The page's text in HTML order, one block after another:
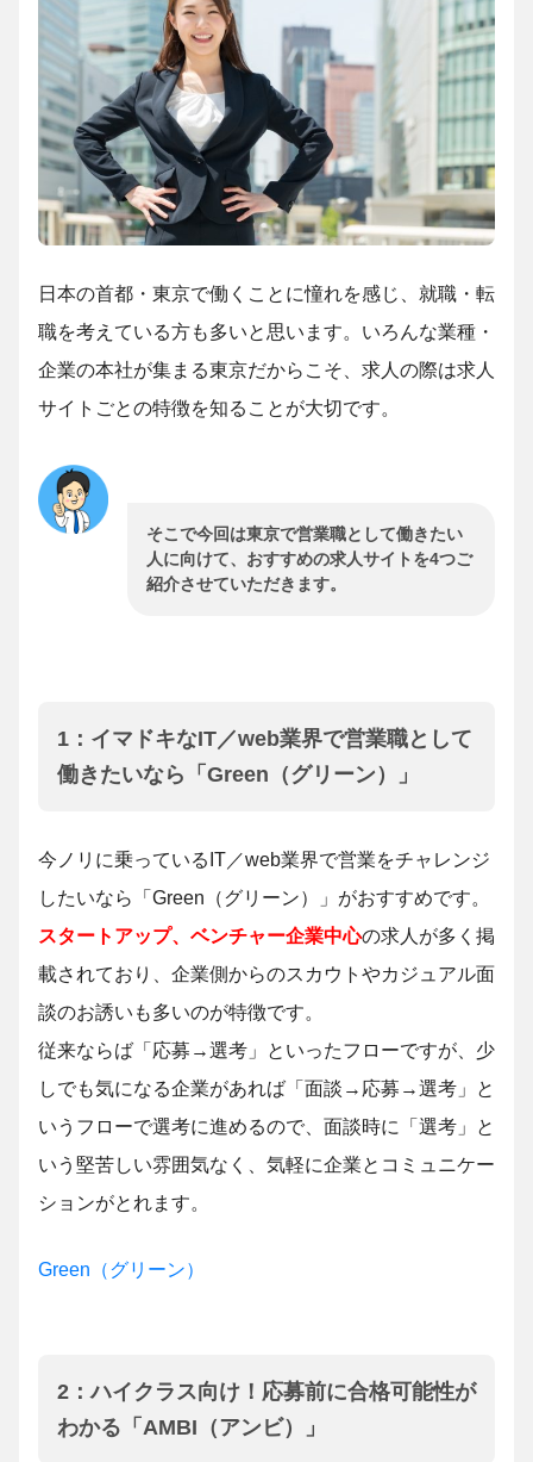
日本の首都・東京で働くことに憧れを感じ、就職・転
職を考えている方も多いと思います。いろんな業種・
企業の本社が集まる東京だからこそ、求人の際は求人
サイトごとの特徴を知ることが大切です。
そこで今回は東京で営業職として働きたい
人に向けて、おすすめの求人サイトを4つご
紹介させていただきます。
1：イマドキなIT／web業界で営業職として
働きたいなら「Green（グリーン）」
今ノリに乗っているIT／web業界で営業をチャレンジ
したいなら「Green（グリーン）」がおすすめです。
スタートアップ、ベンチャー企業中心の求人が多く掲
載されており、企業側からのスカウトやカジュアル面
談のお誘いも多いのが特徴です。
従来ならば「応募→選考」といったフローですが、少
しでも気になる企業があれば「面談→応募→選考」と
いうフローで選考に進めるので、面談時に「選考」と
いう堅苦しい雰囲気なく、気軽に企業とコミュニケー
ションがとれます。
Green（グリーン）
2：ハイクラス向け！応募前に合格可能性が
わかる「AMBI（アンビ）」